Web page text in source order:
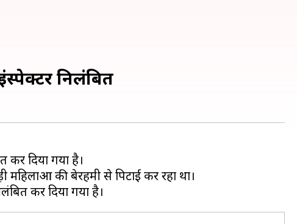
निलंबित
कर दिया गया है।
की बेरहमी से पिटाई कर रहा था।